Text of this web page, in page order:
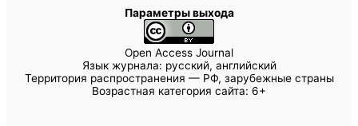
Параметры выхода
Open Access Journal
Язык журнала: русский, английский
Территория распространения — РФ, зарубежные страны
Возрастная категория сайта: 6+